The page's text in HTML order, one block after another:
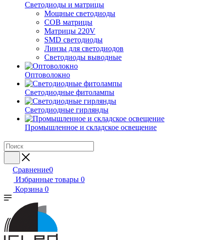
Светодиоды и матрицы
Мощные светодиоды
COB матрицы
Матрицы 220V
SMD светодиоды
Линзы для светодиодов
Светодиоды выводные
Оптоволокно
Светодиодные фитолампы
Светодиодные гирлянды
Промышленное и складское освещение
Сравнение0
Избранные товары 0
Корзина 0